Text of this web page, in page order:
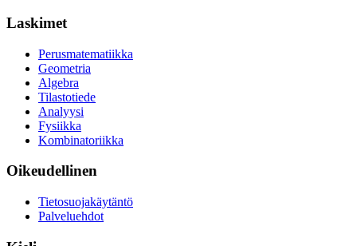
Laskimet
Perusmatematiikka
Geometria
Algebra
Tilastotiede
Analyysi
Fysiikka
Kombinatoriikka
Oikeudellinen
Tietosuojakäytäntö
Palveluehdot